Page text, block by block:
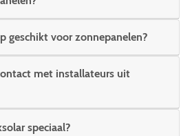
geschikt voor zonnepanelen?
met installateurs uit
speciaal?